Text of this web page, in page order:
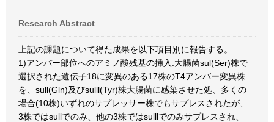
Research Abstract
上記の課題について得た成果を以下項目別に報告する。
1)アンバー部位へのアミノ酸残基の挿入:大腸菌sul(Ser)株で
選択された遺伝子18に変異のある17株のT4アンバー変異株
を、sull(Gln)及びsulll(Tyr)株大腸菌に感染させた処、多くの
場合(10株)いずれのサプレッサー株でもサプレスされたが、
3株ではsullでのみ、他の3株ではsulllでのみサプレスされ、